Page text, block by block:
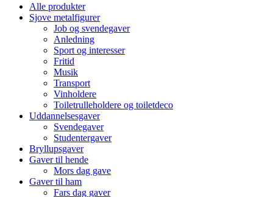
Alle produkter
Sjove metalfigurer
Job og svendegaver
Anledning
Sport og interesser
Fritid
Musik
Transport
Vinholdere
Toiletrulleholdere og toiletdeco
Uddannelsesgaver
Svendegaver
Studentergaver
Bryllupsgaver
Gaver til hende
Mors dag gave
Gaver til ham
Fars dag gaver